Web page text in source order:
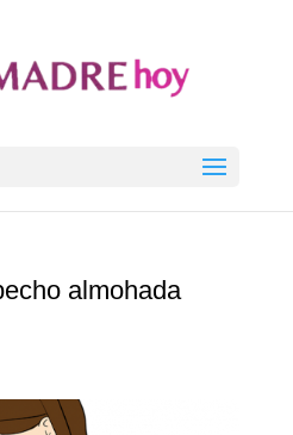
almohada